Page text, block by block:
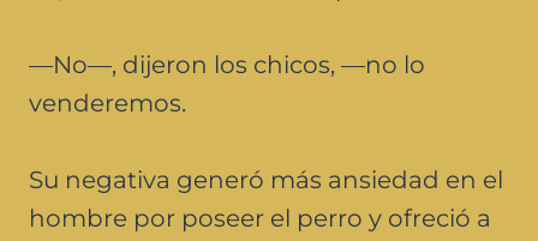
—No—, dijeron los chicos, —no lo
venderemos.
Su negativa generó más ansiedad en el
hombre por poseer el perro y ofreció a